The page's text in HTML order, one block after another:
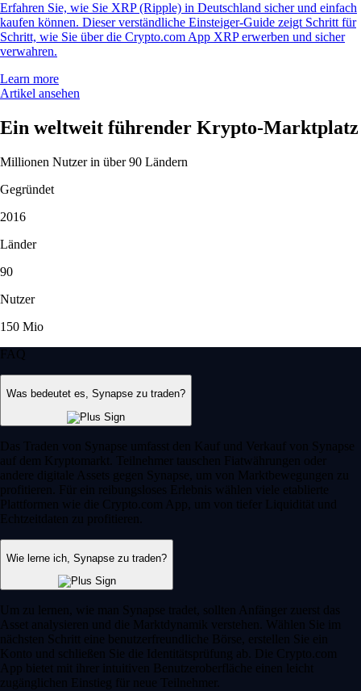
Erfahren Sie, wie Sie XRP (Ripple) in Deutschland sicher und einfach
kaufen können. Dieser verständliche Einsteiger-Guide zeigt Schritt für
Schritt, wie Sie über die Crypto.com App XRP erwerben und sicher
verwahren.
Learn more
Artikel ansehen
Ein weltweit führender Krypto-Marktplatz
Millionen Nutzer in über 90 Ländern
Gegründet
2016
Länder
90
Nutzer
150 Mio
FAQ
Was bedeutet es, Synapse zu traden?
Das Traden von Synapse umfasst den Kauf und Verkauf von Synapse
auf dem Kryptomarkt. Teilnehmer tauschen Fiatwährungen oder
andere digitale Assets gegen Synapse, um von Marktbewegungen zu
profitieren. Für ein reibungsloses Erlebnis wählen viele etablierte
Plattformen wie die Crypto.com App, um von tiefer Liquidität und
Echtzeitdaten zu profitieren.
Wie lerne ich, Synapse zu traden?
Um zu lernen, wie man Synapse tradet, sollten Anfänger zuerst das
Asset analysieren und die Marktdynamik verstehen. Wählen Sie im
nächsten Schritt eine benutzerfreundliche Börse, erstellen Sie ein
Konto und schließen Sie die Identitätsprüfung ab. Die Crypto.com
App bietet mit ihrer intuitiven Benutzeroberfläche einen leicht
zugänglichen Einstieg für neue Teilnehmer.